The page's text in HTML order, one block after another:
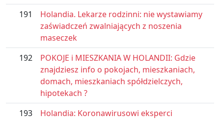
191
Holandia. Lekarze rodzinni: nie wystawiamy
zaświadczeń zwalniających z noszenia
maseczek
192
POKOJE i MIESZKANIA W HOLANDII: Gdzie
znajdziesz info o pokojach, mieszkaniach,
domach, mieszkaniach spółdzielczych,
hipotekach ?
193
Holandia: Koronawirusowi eksperci